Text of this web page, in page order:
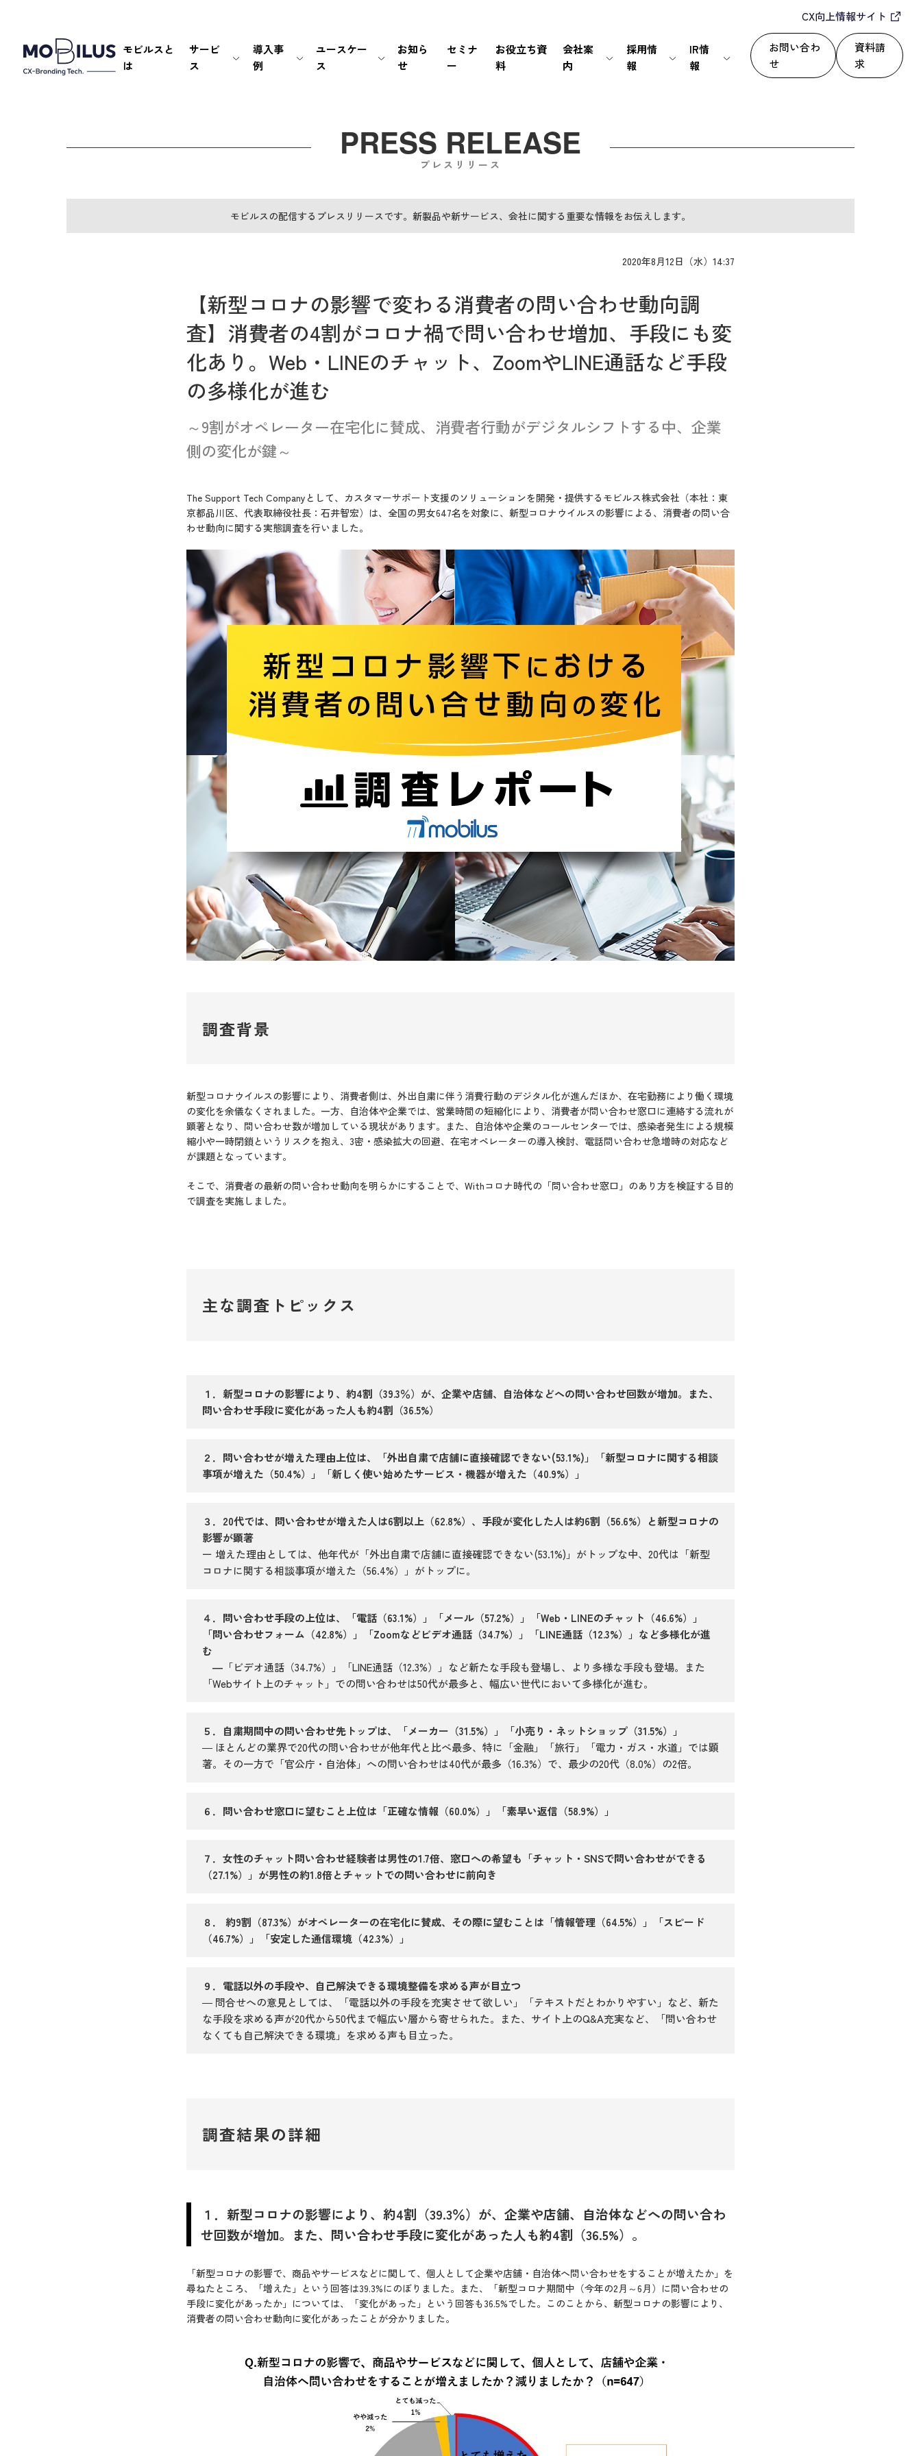
モビルスと
は
サービ
ス
導入事
例
ユースケー
ス
お知ら
せ
セミナ
ー
お役立ち資
料
会社案
内
採用情
報
IR情
報
CX向上情報サイト
お問い合わ
せ
資料請
求
PRESS RELEASE
プレスリリース
モビルスの配信するプレスリリースです。新製品や新サービス、会社に関する重要な情報をお伝えします。
2020年8月12日（水）14:37
【新型コロナの影響で変わる消費者の問い合わせ動向調
査】消費者の4割がコロナ禍で問い合わせ増加、手段にも変
化あり。Web・LINEのチャット、ZoomやLINE通話など手段
の多様化が進む
～9割がオペレーター在宅化に賛成、消費者行動がデジタルシフトする中、企業
側の変化が鍵～
The Support Tech Companyとして、カスタマーサポート支援のソリューションを開発・提供するモビルス株式会社（本社：東
京都品川区、代表取締役社長：石井智宏）は、全国の男女647名を対象に、新型コロナウイルスの影響による、消費者の問い合
わせ動向に関する実態調査を行いました。
調査背景
新型コロナウイルスの影響により、消費者側は、外出自粛に伴う消費行動のデジタル化が進んだほか、在宅勤務により働く環境
の変化を余儀なくされました。一方、自治体や企業では、営業時間の短縮化により、消費者が問い合わせ窓口に連絡する流れが
顕著となり、問い合わせ数が増加している現状があります。また、自治体や企業のコールセンターでは、感染者発生による規模
縮小や一時閉鎖というリスクを抱え、3密・感染拡大の回避、在宅オペレーターの導入検討、電話問い合わせ急増時の対応など
が課題となっています。
そこで、消費者の最新の問い合わせ動向を明らかにすることで、Withコロナ時代の「問い合わせ窓口」のあり方を検証する目的
で調査を実施しました。
主な調査トピックス
１．新型コロナの影響により、約4割（39.3％）が、企業や店舗、自治体などへの問い合わせ回数が増加。また、
問い合わせ手段に変化があった人も約4割（36.5%）
２．問い合わせが増えた理由上位は、「外出自粛で店舗に直接確認できない(53.1%)」「新型コロナに関する相談
事項が増えた（50.4%）」「新しく使い始めたサービス・機器が増えた（40.9%）」
３．20代では、問い合わせが増えた人は6割以上（62.8%）、手段が変化した人は約6割（56.6%）と新型コロナの
影響が顕著
ー 増えた理由としては、他年代が「外出自粛で店舗に直接確認できない(53.1%)」がトップな中、20代は「新型
コロナに関する相談事項が増えた（56.4%）」がトップに。
４．問い合わせ手段の上位は、「電話（63.1%）」「メール（57.2%）」「Web・LINEのチャット（46.6%）」
「問い合わせフォーム（42.8%）」「Zoomなどビデオ通話（34.7%）」「LINE通話（12.3%）」など多様化が進
む
―「ビデオ通話（34.7%）」「LINE通話（12.3%）」など新たな手段も登場し、より多様な手段も登場。また
「Webサイト上のチャット」での問い合わせは50代が最多と、幅広い世代において多様化が進む。
５．自粛期間中の問い合わせ先トップは、「メーカー（31.5%）」「小売り・ネットショップ（31.5%）」
― ほとんどの業界で20代の問い合わせが他年代と比べ最多、特に「金融」「旅行」「電力・ガス・水道」では顕
著。その一方で「官公庁・自治体」への問い合わせは40代が最多（16.3%）で、最少の20代（8.0%）の2倍。
６．問い合わせ窓口に望むこと上位は「正確な情報（60.0%）」「素早い返信（58.9%）」
７．女性のチャット問い合わせ経験者は男性の1.7倍、窓口への希望も「チャット・SNSで問い合わせができる
（27.1%）」が男性の約1.8倍とチャットでの問い合わせに前向き
８． 約9割（87.3%）がオペレーターの在宅化に賛成、その際に望むことは「情報管理（64.5%）」「スピード
（46.7%）」「安定した通信環境（42.3%）」
９．電話以外の手段や、自己解決できる環境整備を求める声が目立つ
― 問合せへの意見としては、「電話以外の手段を充実させて欲しい」「テキストだとわかりやすい」など、新た
な手段を求める声が20代から50代まで幅広い層から寄せられた。また、サイト上のQ&A充実など、「問い合わせ
なくても自己解決できる環境」を求める声も目立った。
調査結果の詳細
１．新型コロナの影響により、約4割（39.3％）が、企業や店舗、自治体などへの問い合わ
せ回数が増加。また、問い合わせ手段に変化があった人も約4割（36.5%）。
「新型コロナの影響で、商品やサービスなどに関して、個人として企業や店舗・自治体へ問い合わせをすることが増えたか」を
尋ねたところ、「増えた」という回答は39.3%にのぼりました。また、「新型コロナ期間中（今年の2月～6月）に問い合わせの
手段に変化があったか」については、「変化があった」という回答も36.5%でした。このことから、新型コロナの影響により、
消費者の問い合わせ動向に変化があったことが分かりました。